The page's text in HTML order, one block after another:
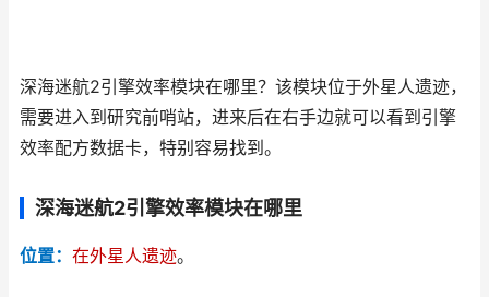
深海迷航2引擎效率模块在哪里？该模块位于外星人遗迹，
需要进入到研究前哨站，进来后在右手边就可以看到引擎
效率配方数据卡，特别容易找到。
深海迷航2引擎效率模块在哪里
位置： 在外星人遗迹。